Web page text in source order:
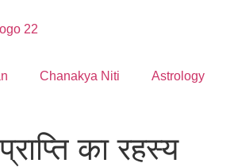
Chanakya Niti Astrology
का रहस्य